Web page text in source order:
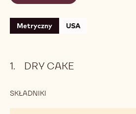
Metryczny USA
DRY CAKE
SKŁADNIKI